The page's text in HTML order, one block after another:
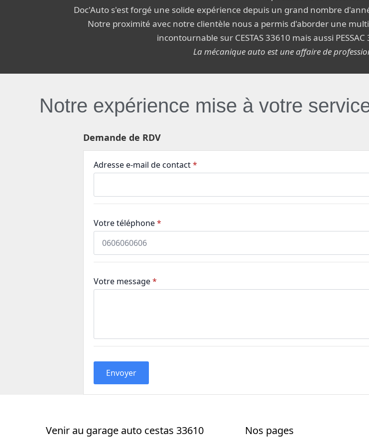
Doc'Auto s'est forgé une solide expérience depuis un grand nombre
Notre proximité avec notre clientèle nous a permis d'aborder une
incontournable sur CESTAS 33610 mais aussi
La mécanique auto est une affaire de
Notre expérience mise à votre
Demande de RDV
Adresse e-mail de contact*
Votre téléphone*
Votre message*
Envoyer
Venir au garage auto cestas 33610 Nos pages